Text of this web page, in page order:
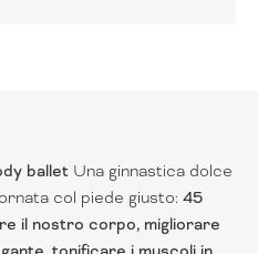
ballet Una ginnastica dolce
col piede giusto: 45
il nostro corpo, migliorare